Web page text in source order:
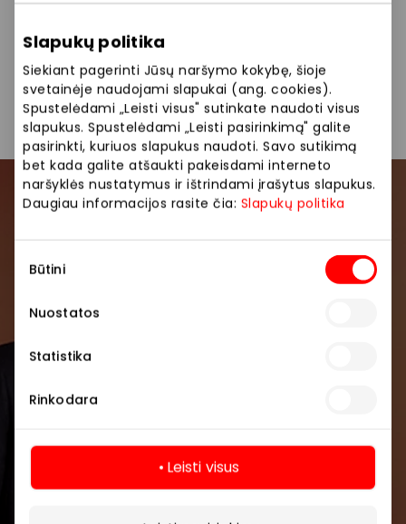
Slapukų politika
Siekiant pagerinti Jūsų naršymo kokybę, šioje
svetainėje naudojami slapukai (ang. cookies).
Spustelėdami „Leisti visus" sutinkate naudoti visus
slapukus. Spustelėdami „Leisti pasirinkimą" galite
pasirinkti, kuriuos slapukus naudoti. Savo sutikimą
bet kada galite atšaukti pakeisdami interneto
naršyklės nustatymus ir ištrindami įrašytus slapukus.
Daugiau informacijos rasite čia: Slapukų politika
pasirinkimas
Būtini
Nuostatos
Statistika
Rinkodara
Leisti visus
Švelnios spalvos, lengvi audiniai ir aukščiausia kokybė
– nauja „Sterntaler” kolekcija jau čia!
Parduotuvės Vaikų prekės
Prisijunkite prie mūsų
bendruomenės
Pirmieji sužinokite apie geriausius pasiūlymus,
Prenumeruoti
Daugiau